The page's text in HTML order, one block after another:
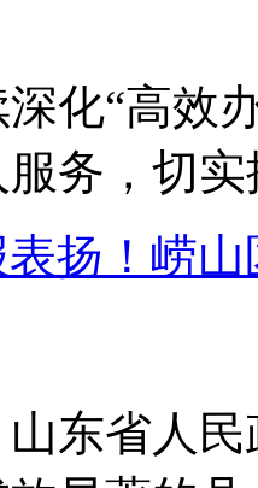
“高效办
务，切
扬！崂
省人民